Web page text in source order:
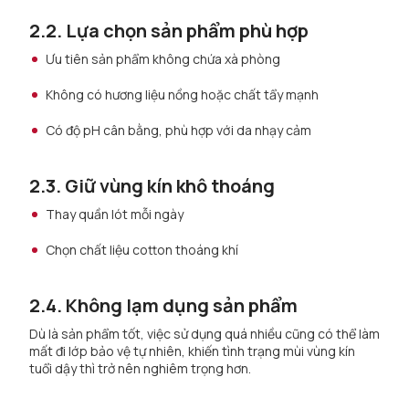
2.2. Lựa chọn sản phẩm phù hợp
Ưu tiên sản phẩm không chứa xà phòng
Không có hương liệu nồng hoặc chất tẩy mạnh
Có độ pH cân bằng, phù hợp với da nhạy cảm
2.3. Giữ vùng kín khô thoáng
Thay quần lót mỗi ngày
Chọn chất liệu cotton thoáng khí
2.4. Không lạm dụng sản phẩm
Dù là sản phẩm tốt, việc sử dụng quá nhiều cũng có thể làm
mất đi lớp bảo vệ tự nhiên, khiến tình trạng mùi vùng kín
tuổi dậy thì trở nên nghiêm trọng hơn.